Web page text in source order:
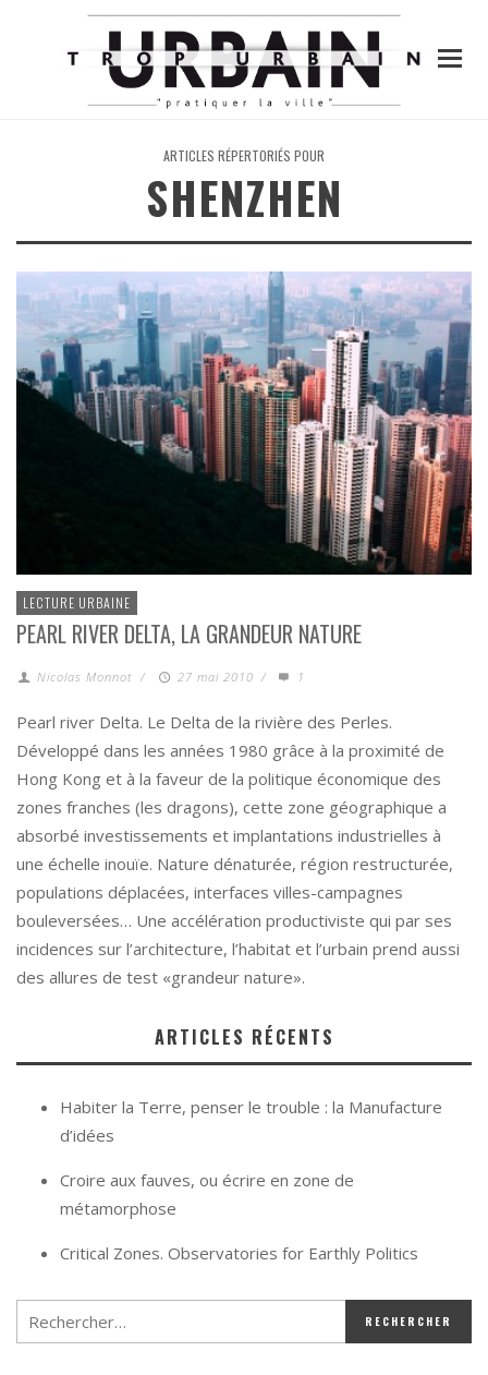
ARTICLES RÉPERTORIÉS POUR
SHENZHEN
LECTURE URBAINE
PEARL RIVER DELTA, LA GRANDEUR NATURE
Nicolas Monnot / 27 mai 2010 / 1
Pearl river Delta. Le Delta de la rivière des Perles.
Développé dans les années 1980 grâce à la proximité de
Hong Kong et à la faveur de la politique économique des
zones franches (les dragons), cette zone géographique a
absorbé investissements et implantations industrielles à
une échelle inouïe. Nature dénaturée, région restructurée,
populations déplacées, interfaces villes-campagnes
bouleversées… Une accélération productiviste qui par ses
incidences sur l’architecture, l’habitat et l’urbain prend aussi
des allures de test «grandeur nature».
ARTICLES RÉCENTS
Habiter la Terre, penser le trouble : la Manufacture
d’idées
Croire aux fauves, ou écrire en zone de
métamorphose
Critical Zones. Observatories for Earthly Politics